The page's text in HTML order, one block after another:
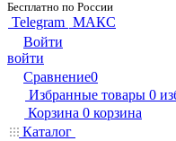
Бесплатно по России
Telegram МАКС
Войти
войти
Сравнение0
Избранные товары 0
Корзина 0 корзина
Каталог